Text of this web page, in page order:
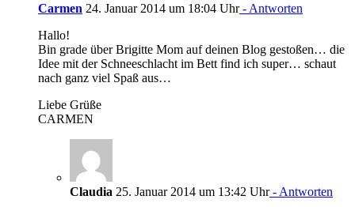
Carmen 24. Januar 2014 um 18:04 Uhr- Antworten
Hallo!
Bin grade über Brigitte Mom auf deinen Blog gestoßen… die
Idee mit der Schneeschlacht im Bett find ich super… schaut
nach ganz viel Spaß aus…
Liebe Grüße
CARMEN
Claudia 25. Januar 2014 um 13:42 Uhr- Antworten